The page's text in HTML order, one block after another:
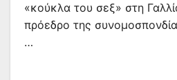
«κούκλα του σεξ» στη
πρόεδρο της
…